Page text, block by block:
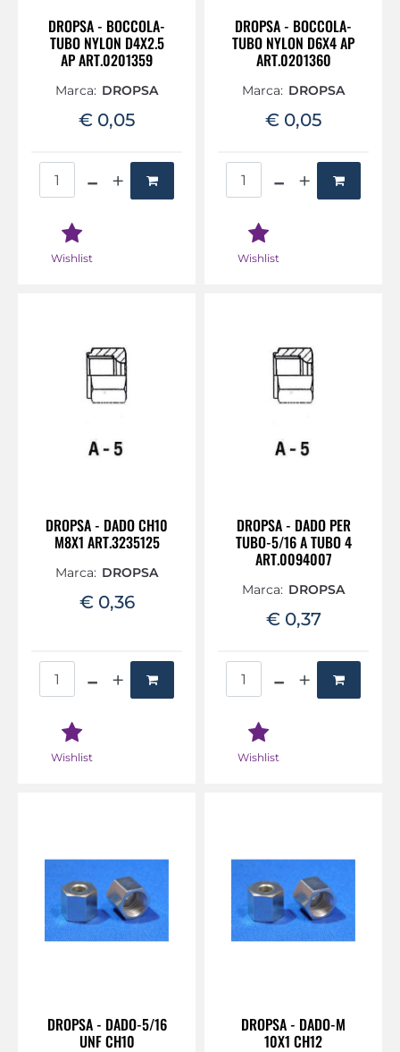
DROPSA - BOCCOLA-
TUBO NYLON D4X2.5
AP ART.0201359
Marca: DROPSA
€ 0,05
Wishlist
DROPSA - BOCCOLA-
TUBO NYLON D6X4 AP
ART.0201360
Marca: DROPSA
€ 0,05
Wishlist
DROPSA - DADO CH10
M8X1 ART.3235125
Marca: DROPSA
€ 0,36
Wishlist
DROPSA - DADO PER
TUBO-5/16 A TUBO 4
ART.0094007
Marca: DROPSA
€ 0,37
Wishlist
DROPSA - DADO-5/16
UNF CH10
DROPSA - DADO-M
10X1 CH12